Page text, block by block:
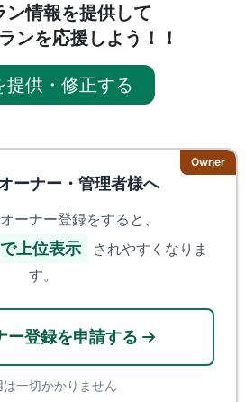
ン情報を提供して
ンを応援しよう！！
提供・修正する
Owner
ーナー・管理者様へ
ーナー登録をすると、
上位表示
されやすくなりま
す。
ー登録を申請する
一切かかりません